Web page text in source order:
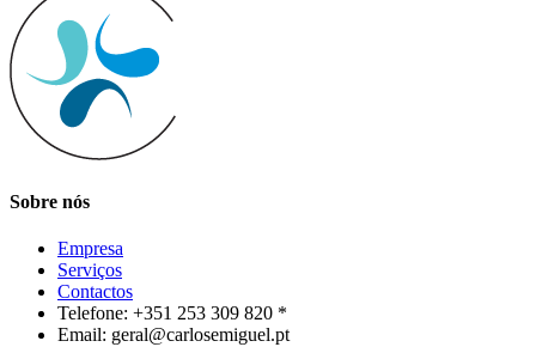
Sobre nós
Empresa
Serviços
Contactos
Telefone: +351 253 309 820 *
Email: geral@carlosemiguel.pt